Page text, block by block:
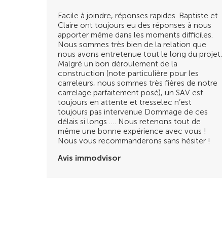
Facile à joindre, réponses rapides. Baptiste et
Claire ont toujours eu des réponses à nous
apporter même dans les moments difficiles.
Nous sommes très bien de la relation que
nous avons entretenue tout le long du projet.
Malgré un bon déroulement de la
construction (note particulière pour les
carreleurs, nous sommes très fières de notre
carrelage parfaitement posé), un SAV est
toujours en attente et tresselec n’est
toujours pas intervenue Dommage de ces
délais si longs …. Nous retenons tout de
même une bonne expérience avec vous !
Nous vous recommanderons sans hésiter !
Avis immodvisor